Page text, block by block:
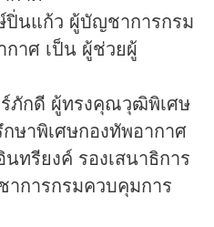
ปิ่นแก้ว ผู้บัญชาการกรม
าศ เป็น ผู้ช่วยผู้
ภักดี ผู้ทรงคุณวุฒิพิเศษ
ษาพิเศษกองทัพอากาศ
ทรียงค์ รองเสนาธิการ
การกรมควบคุมการ